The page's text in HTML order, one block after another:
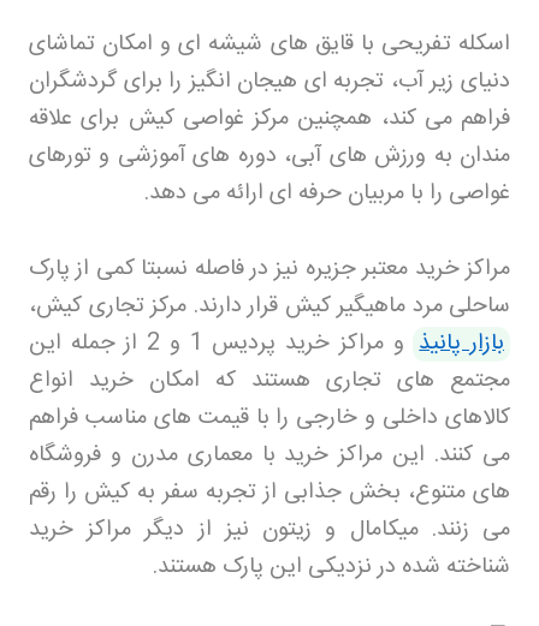
اسکله تفریحی با قایق های شیشه ای و امکان تماشای
دنیای زیر آب، تجربه ای هیجان انگیز را برای گردشگران
فراهم می کند، همچنین مرکز غواصی کیش برای علاقه
مندان به ورزش های آبی، دوره های آموزشی و تورهای
غواصی را با مربیان حرفه ای ارائه می دهد.
مراکز خرید معتبر جزیره نیز در فاصله نسبتا کمی از پارک
ساحلی مرد ماهیگیر کیش قرار دارند. مرکز تجاری کیش،
بازار پانیذ
و مراکز خرید پردیس 1 و 2 از جمله این
مجتمع های تجاری هستند که امکان خرید انواع
کالاهای داخلی و خارجی را با قیمت های مناسب فراهم
می کنند. این مراکز خرید با معماری مدرن و فروشگاه
های متنوع، بخش جذابی از تجربه سفر به کیش را رقم
می زنند. میکامال و زیتون نیز از دیگر مراکز خرید
شناخته شده در نزدیکی این پارک هستند.